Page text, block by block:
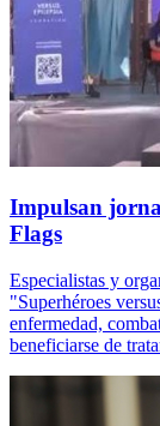
Impulsan
Flags
Especialistas y
"Superhéroes
enfermedad,
beneficiarse de